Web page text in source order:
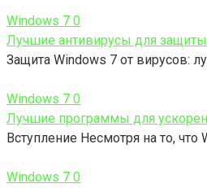
Windows 7 0
Лучшие антивирусы для
Защита Windows 7 от вирусов:
Windows 7 0
Лучшие программы для
Вступление Несмотря на то,
Windows 7 0